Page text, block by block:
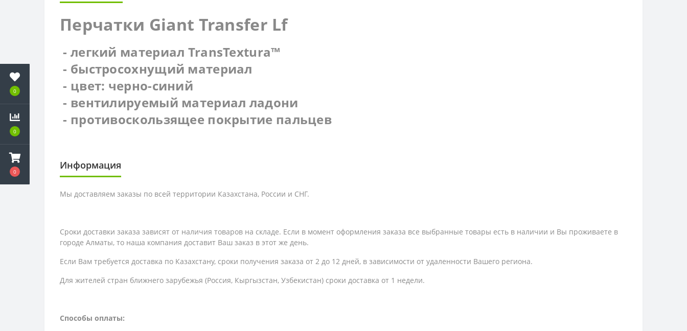
0
0
0
Перчатки Giant Transfer Lf
- легкий материал TransTextura™
- быстросохнущий материал
- цвет: черно-синий
- вентилируемый материал ладони
- противоскользящее покрытие пальцев
Информация
Мы доставляем заказы по всей территории Казахстана, России и СНГ.
Сроки доставки заказа зависят от наличия товаров на складе. Если в момент оформления заказа все выбранные товары есть в наличии и Вы проживаете в
городе Алматы, то наша компания доставит Ваш заказ в этот же день.
Если Вам требуется доставка по Казахстану, сроки получения заказа от 2 до 12 дней, в зависимости от удаленности Вашего региона.
Для жителей стран ближнего зарубежья (Россия, Кыргызстан, Узбекистан) сроки доставка от 1 недели.
Способы оплаты: